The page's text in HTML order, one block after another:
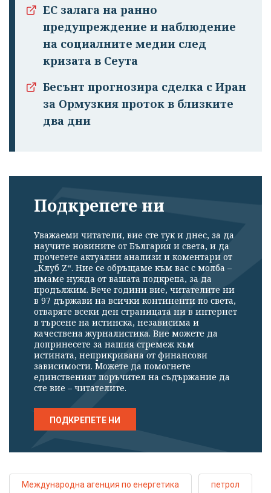
профила си!
ЕС залага на ранно
предупреждение и наблюдение
на социалните медии след
кризата в Сеута
Бесънт прогнозира сделка с Иран
за Ормузкия проток в близките
два дни
Подкрепете ни
Уважаеми читатели, вие сте тук и днес, за да
научите новините от България и света, и да
прочетете актуални анализи и коментари от
„Клуб Z“. Ние се обръщаме към вас с молба –
имаме нужда от вашата подкрепа, за да
продължим. Вече години вие, читателите ни
в 97 държави на всички континенти по света,
отваряте всеки ден страницата ни в интернет
в търсене на истинска, независима и
качествена журналистика. Вие можете да
допринесете за нашия стремеж към
истината, неприкривана от финансови
зависимости. Можете да помогнете
единственият поръчител на съдържание да
сте вие – читателите.
ПОДКРЕПЕТЕ НИ
Международна агенция по енергетика петрол